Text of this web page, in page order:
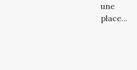
une
place...